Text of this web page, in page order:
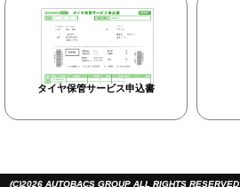
タイヤ保管サービス申込書
(C)2026 AUTOBACS GROUP ALL RIGHTS RESERVED